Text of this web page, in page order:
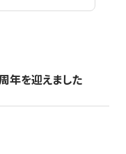
年を迎えました